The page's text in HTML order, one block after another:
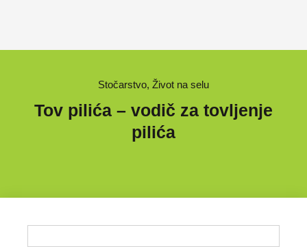
Stočarstvo, Život na selu
Tov pilića – vodič za tovljenje
pilića